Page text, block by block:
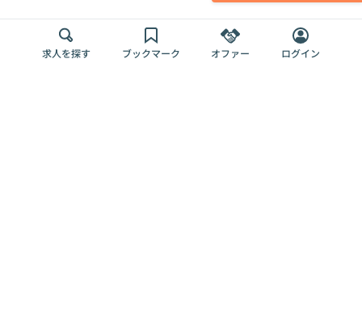
求人を探す ブックマーク オファー ログイン